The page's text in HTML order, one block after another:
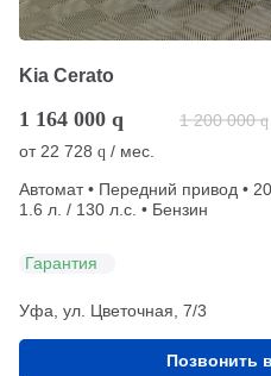
Kia Cerato
1 164 000 q 1 200 000 q
от 22 728 q / мес.
Автомат • Передний привод •
1.6 л. / 130 л.с. • Бензин
Гарантия
Уфа, ул. Цветочная, 7/3
Позвонить